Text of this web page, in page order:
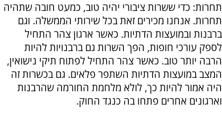
תחרות: כדי ששרות ציבורי יהיה טוב, כמעט חובה שתהיה
תחרות. אנחנו מכירים זאת בכל שירותי הממשלה. וגם
ברבנות ובמועצות הדתיות. כאשר ארגון צהר התחיל
לספק עורכי חופות, הפך השרות גם ברבנויות להיות
הרבה יותר טוב. כאשר צהר התחיל לפתוח תיקי נישואין,
המצב במועצות הדתיות השתפר פלאים. גם בכשרות זה
היה אמור להיות כך, לולא מלחמת החורמה שהרבנות
וארגונים אחרים פתחו בה כנגד החוק.